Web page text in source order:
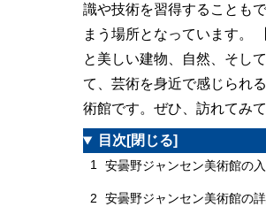
識や技術を習得することも
まう場所となっています。
と美しい建物、自然、そし
て、芸術を身近で感じられ
術館です。ぜひ、訪れてみ
目次 [閉じる]
1 安曇野ジャンセン美術館の
2 安曇野ジャンセン美術館の